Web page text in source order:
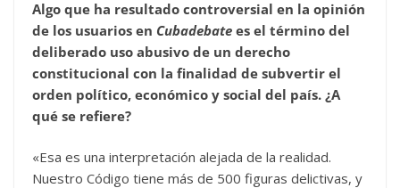
Algo que ha resultado controversial en la opinión
de los usuarios en Cubadebate es el término del
deliberado uso abusivo de un derecho
constitucional con la finalidad de subvertir el
orden político, económico y social del país. ¿A
qué se refiere?
«Esa es una interpretación alejada de la realidad.
Nuestro Código tiene más de 500 figuras delictivas, y